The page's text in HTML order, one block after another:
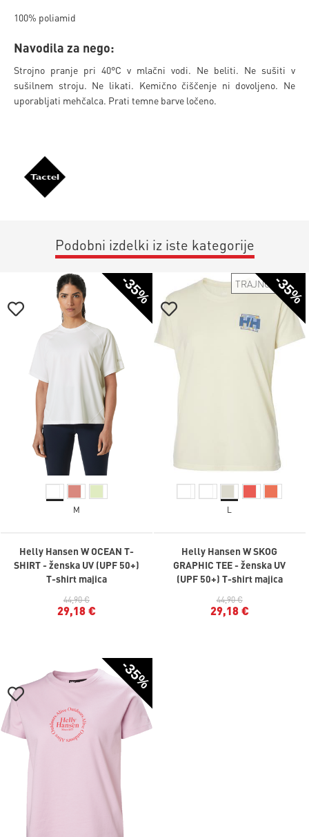
100% poliamid
Navodila za nego:
Strojno pranje pri 40°C v mlačni vodi. Ne beliti. Ne sušiti v
sušilnem stroju. Ne likati. Kemično čiščenje ni dovoljeno. Ne
uporabljati mehčalca. Prati temne barve ločeno.
Podobni izdelki iz iste kategorije
-35%
M
Helly Hansen W OCEAN T-
SHIRT - ženska UV (UPF 50+)
T-shirt majica
44,90 €
29,18 €
-35%
TRAJNOSTNO
L
Helly Hansen W SKOG
GRAPHIC TEE - ženska UV
(UPF 50+) T-shirt majica
44,90 €
29,18 €
-35%